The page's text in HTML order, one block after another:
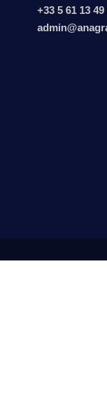
+33 5 61 13 49